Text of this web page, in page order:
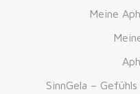
Meine
SinnGela –